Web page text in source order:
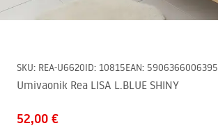
SKU: REA-U6620ID: 10815EAN: 5906366006395
Umivaonik Rea LISA L.BLUE SHINY
52,00 €